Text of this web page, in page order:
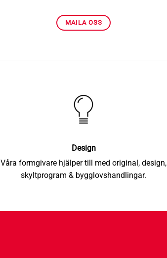
MAILA OSS
Design
Våra formgivare hjälper till med original, design,
skyltprogram & bygglovshandlingar.